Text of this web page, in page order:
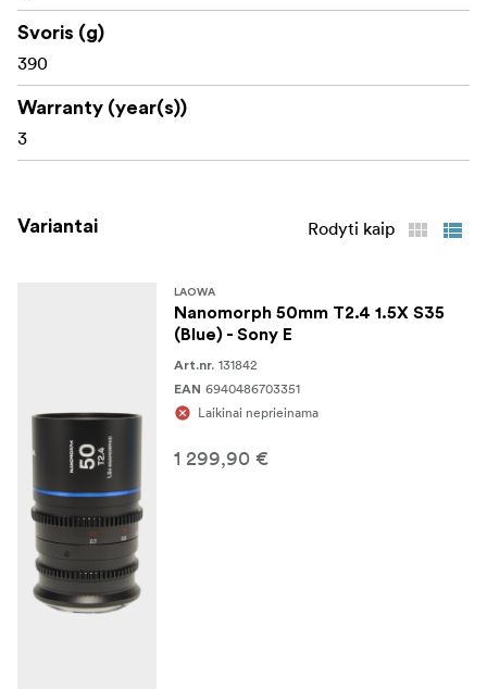
Tvirta viso metalo konstrukcija, užtikrinanti
Kas yra dėžutėje:
Laowa Nanomorph 50 mm T2.4 1.5X S35 (mėlynas)
Priekinis objektyvo dangtelis
Apsauginis objektyvo dėklas
Svoris (g)
390
Warranty (year(s))
3
Variantai Rodyti kaip
LAOWA
Nanomorph 50mm T2.4 1.5X S35
(Blue) - Sony E
Art.nr. 131842
EAN 6940486703351
Laikinai neprieinama
1 299,90 €